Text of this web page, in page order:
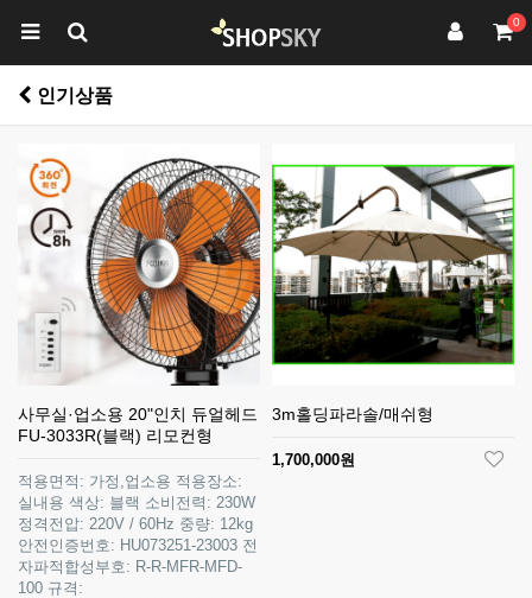
0
인기상품
사무실·업소용 20"인치 듀얼헤드
FU-3033R(블랙) 리모컨형
적용면적: 가정,업소용 적용장소:
실내용 색상: 블랙 소비전력: 230W
정격전압: 220V / 60Hz 중량: 12kg
안전인증번호: HU073251-23003 전
자파적합성부호: R-R-MFR-MFD-
100 규격:
3m홀딩파라솔/매쉬형
1,700,000원